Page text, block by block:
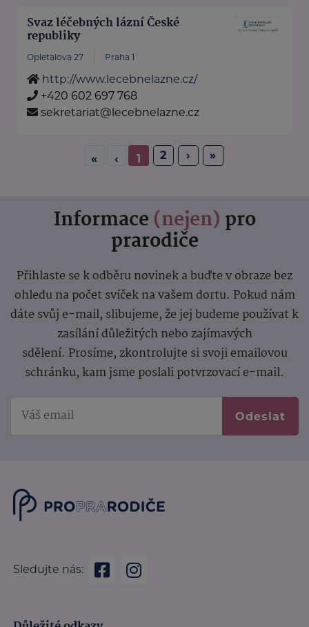
Svaz léčebných lázní České
republiky
Opletalova 27 Praha 1
http://www.lecebnelazne.cz/
+420 602 697 768
sekretariat@lecebnelazne.cz
« ‹ 1 2 › »
Informace (nejen) pro
prarodiče
Přihlaste se k odběru novinek a buďte v obraze bez
ohledu na počet svíček na vašem dortu. Pokud nám
dáte svůj e-mail, slibujeme, že jej budeme používat k
zasílání důležitých nebo zajímavých
sdělení. Prosíme, zkontrolujte si svoji emailovou
schránku, kam jsme poslali potvrzovací e-mail.
Odeslat
Sledujte nás: